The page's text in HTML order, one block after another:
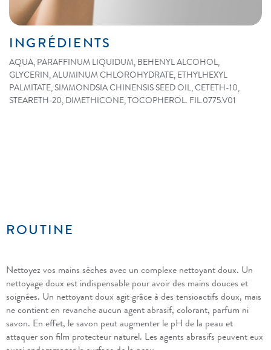
INGRÉDIENTS
AQUA, PARAFFINUM LIQUIDUM, BEHENYL ALCOHOL,
GLYCERIN, ALUMINUM CHLOROHYDRATE, ETHYLHEXYL
PALMITATE, SIMMONDSIA CHINENSIS SEED OIL, CETETH-10,
STEARETH-20, DIMETHICONE, TOCOPHEROL. FIL.0775.V01
ROUTINE
Nettoyez vos mains sèches avec un complexe nettoyant doux. Un
nettoyage doux est indispensable pour avoir des mains douces et
soignées. Un nettoyant doux agit grâce à des tensioactifs doux, mais
ne contient en revanche aucun agent abrasif, colorant, parfum ni
savon. En effet, le savon peut augmenter le pH de la peau et
attaquer son film protecteur naturel. Les agents abrasifs peuvent eux